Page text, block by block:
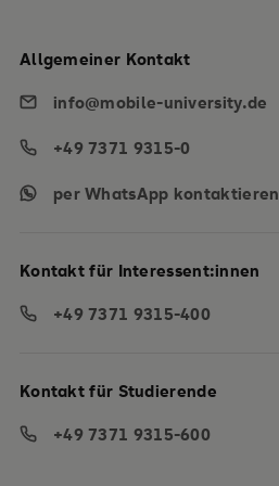
Allgemeiner Kontakt
info@mobile-university.de
+49 7371 9315-0
per WhatsApp kontaktieren
Kontakt für Interessent:innen
+49 7371 9315-400
Kontakt für Studierende
+49 7371 9315-600